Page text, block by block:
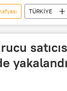
TÜRKİYE
Soruşturma
yakalandı